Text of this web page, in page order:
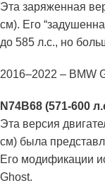
Эта заряженная
см). Его
до 585 л.с., но
2016–2022 – BMW
N74B68 (571-600
Эта версия
см) была
Его модификации
Ghost.